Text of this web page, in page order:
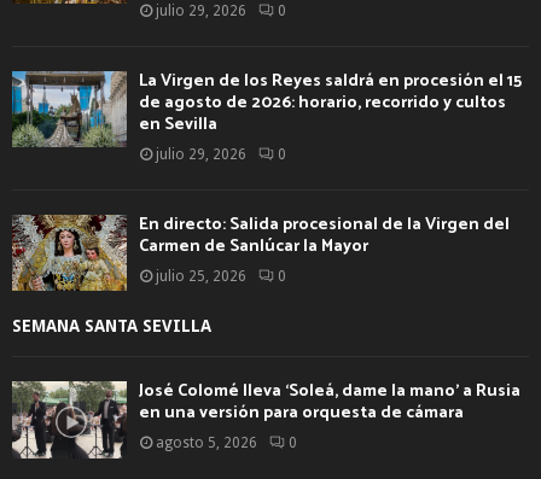
julio 29, 2026 0
La Virgen de los Reyes saldrá en procesión el 15
de agosto de 2026: horario, recorrido y cultos
en Sevilla
julio 29, 2026 0
En directo: Salida procesional de la Virgen del
Carmen de Sanlúcar la Mayor
julio 25, 2026 0
SEMANA SANTA SEVILLA
José Colomé lleva ‘Soleá, dame la mano’ a Rusia
en una versión para orquesta de cámara
agosto 5, 2026 0